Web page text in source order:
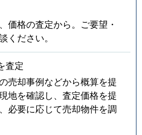
価格の査定から。ご要望・
ください。
査定
売却事例などから概算を提
地を確認し、査定価格を提
必要に応じて売却物件を調